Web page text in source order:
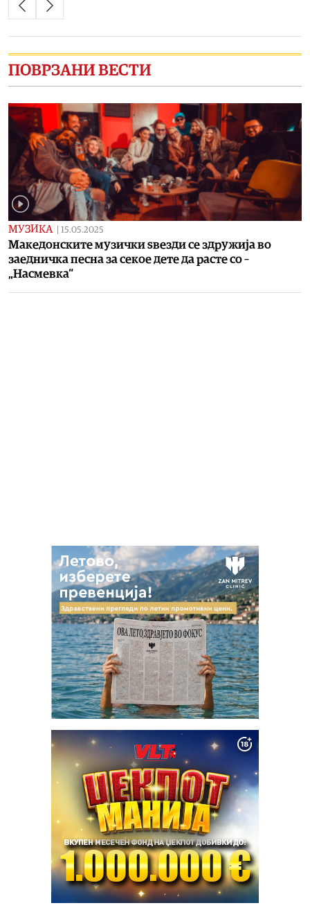
ПОВРЗАНИ ВЕСТИ
МУЗИКА 15.05.2025
Македонските музички ѕвезди се здружија во
заедничка песна за секое дете да расте со –
„Насмевка“